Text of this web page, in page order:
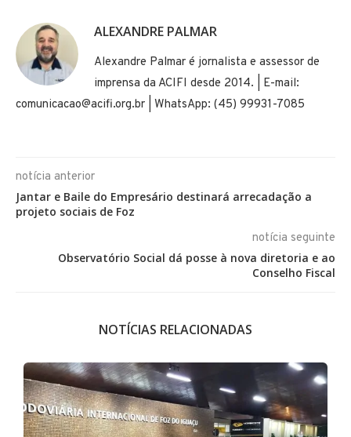
ALEXANDRE PALMAR
Alexandre Palmar é jornalista e assessor de
imprensa da ACIFI desde 2014. | E-mail:
comunicacao@acifi.org.br | WhatsApp: (45) 99931-7085
notícia anterior
Jantar e Baile do Empresário destinará arrecadação a
projeto sociais de Foz
notícia seguinte
Observatório Social dá posse à nova diretoria e ao
Conselho Fiscal
NOTÍCIAS RELACIONADAS